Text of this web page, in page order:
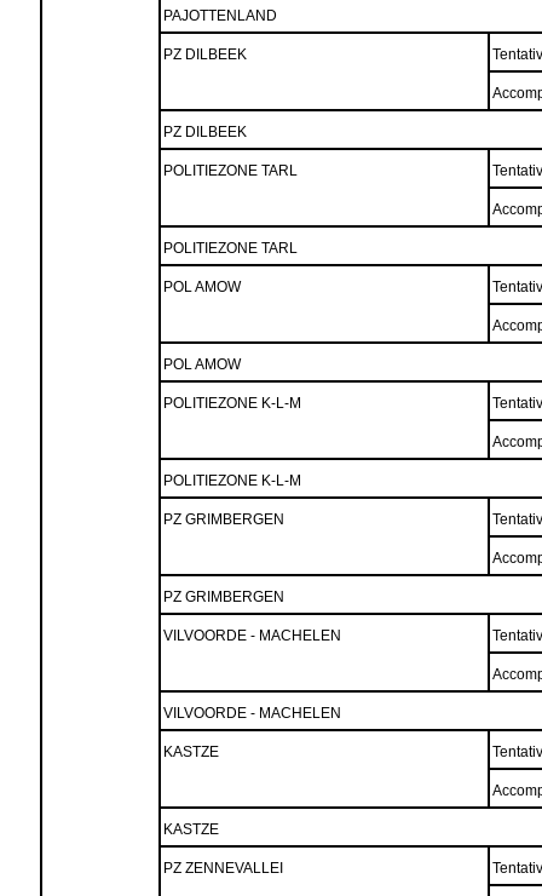
PAJOTTENLAND
PZ DILBEEK
PZ DILBEEK
POLITIEZONE TARL
POLITIEZONE TARL
POL AMOW
POL AMOW
POLITIEZONE K-L-M
POLITIEZONE K-L-M
PZ GRIMBERGEN
PZ GRIMBERGEN
VILVOORDE - MACHELEN
VILVOORDE - MACHELEN
KASTZE
KASTZE
PZ ZENNEVALLEI